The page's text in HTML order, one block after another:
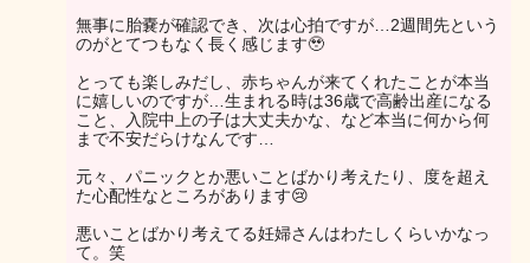
無事に胎嚢が確認でき、次は心拍ですが…2週間先という
のがとてつもなく長く感じます🥹
とっても楽しみだし、赤ちゃんが来てくれたことが本当
に嬉しいのですが…生まれる時は36歳で高齢出産になる
こと、入院中上の子は大丈夫かな、など本当に何から何
まで不安だらけなんです…
元々、パニックとか悪いことばかり考えたり、度を超え
た心配性なところがあります😢
悪いことばかり考えてる妊婦さんはわたしくらいかなっ
て。笑